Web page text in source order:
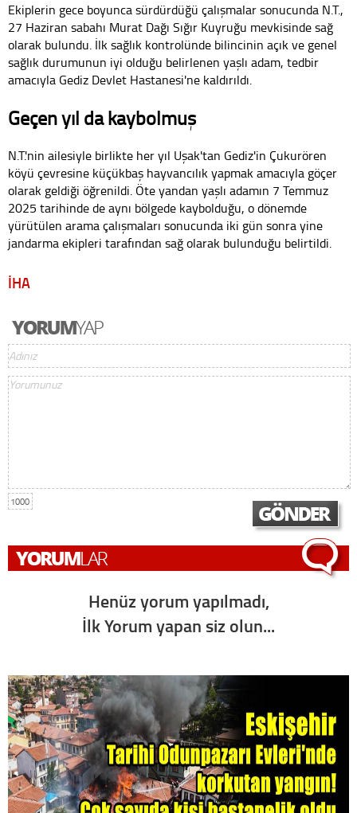
Ekiplerin gece boyunca sürdürdüğü çalışmalar sonucunda N.T.,
27 Haziran sabahı Murat Dağı Sığır Kuyruğu mevkisinde sağ
olarak bulundu. İlk sağlık kontrolünde bilincinin açık ve genel
sağlık durumunun iyi olduğu belirlenen yaşlı adam, tedbir
amacıyla Gediz Devlet Hastanesi'ne kaldırıldı.
Geçen yıl da kaybolmuş
N.T.'nin ailesiyle birlikte her yıl Uşak'tan Gediz'in Çukurören
köyü çevresine küçükbaş hayvancılık yapmak amacıyla göçer
olarak geldiği öğrenildi. Öte yandan yaşlı adamın 7 Temmuz
2025 tarihinde de aynı bölgede kaybolduğu, o dönemde
yürütülen arama çalışmaları sonucunda iki gün sonra yine
jandarma ekipleri tarafından sağ olarak bulunduğu belirtildi.
İHA
1000
Henüz yorum yapılmadı,
İlk Yorum yapan siz olun...